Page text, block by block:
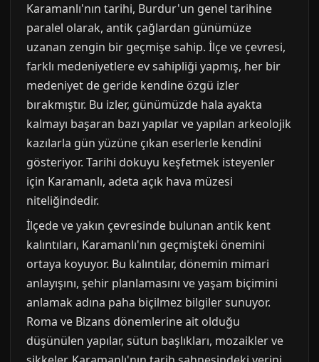
Karamanlı'nın tarihi, Burdur'un genel tarihine
paralel olarak, antik çağlardan günümüze
uzanan zengin bir geçmişe sahip. İlçe ve çevresi,
farklı medeniyetlere ev sahipliği yapmış, her bir
medeniyet de geride kendine özgü izler
bırakmıştır. Bu izler, günümüzde hala ayakta
kalmayı başaran bazı yapılar ve yapılan arkeolojik
kazılarla gün yüzüne çıkan eserlerle kendini
gösteriyor. Tarihi dokuyu keşfetmek isteyenler
için Karamanlı, adeta açık hava müzesi
niteliğindedir.
İlçede ve yakın çevresinde bulunan antik kent
kalıntıları, Karamanlı'nın geçmişteki önemini
ortaya koyuyor. Bu kalıntılar, dönemin mimari
anlayışını, şehir planlamasını ve yaşam biçimini
anlamak adına paha biçilmez bilgiler sunuyor.
Roma ve Bizans dönemlerine ait olduğu
düşünülen yapılar, sütun başlıkları, mozaikler ve